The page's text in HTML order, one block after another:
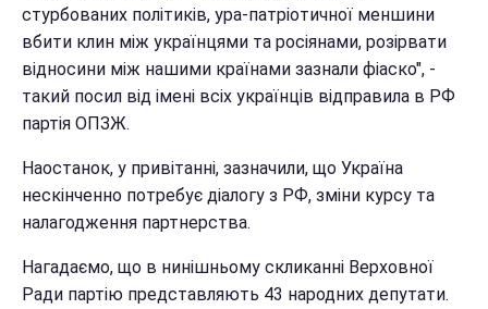
стурбованих політиків, ура-патріотичної меншини
вбити клин між українцями та росіянами, розірвати
відносини між нашими країнами зазнали фіаско", -
такий посил від імені всіх українців відправила в РФ
партія ОПЗЖ.
Наостанок, у привітанні, зазначили, що Україна
нескінченно потребує діалогу з РФ, зміни курсу та
налагодження партнерства.
Нагадаємо, що в нинішньому скликанні Верховної
Ради партію представляють 43 народних депутати.